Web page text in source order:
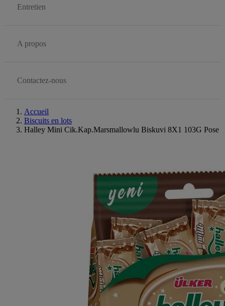
Entretien
A propos
Contactez-nous
Accueil
Biscuits en lots
Halley Mini Cik.Kap.Marsmallowlu Biskuvi 8X1 103G Pose